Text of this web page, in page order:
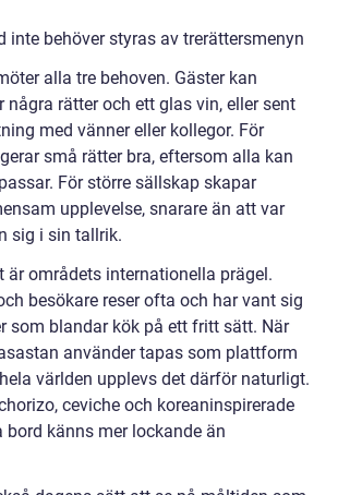
inte behöver styras av trerättersmenyn
alla tre behoven. Gäster kan
rätter och ett glas vin, eller sent
med vänner eller kollegor. För
små rätter bra, eftersom alla kan
För större sällskap skapar
upplevelse, snarare än att var
sig i sin tallrik.
är områdets internationella prägel.
besökare reser ofta och har vant sig
som blandar kök på ett fritt sätt. När
använder tapas som plattform
världen upplevs det därför naturligt.
ceviche och koreaninspirerade
bord känns mer lockande än